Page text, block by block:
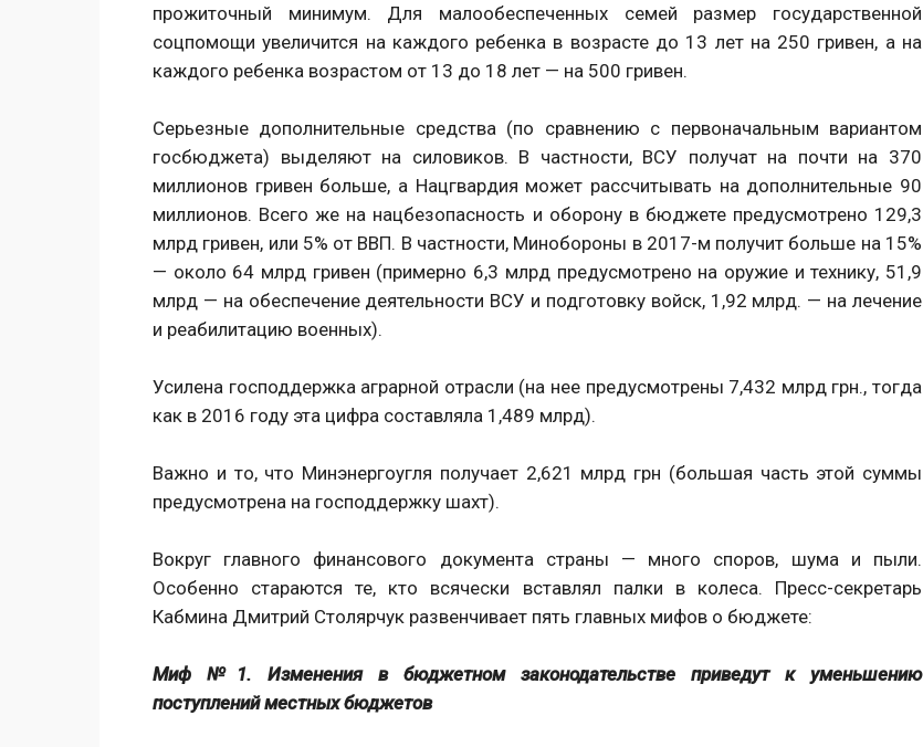
прожиточный минимум. Для малообеспеченных семей размер государственной
соцпомощи увеличится на каждого ребенка в возрасте до 13 лет на 250 гривен, а на
каждого ребенка возрастом от 13 до 18 лет — на 500 гривен.
Серьезные дополнительные средства (по сравнению с первоначальным вариантом
госбюджета) выделяют на силовиков. В частности, ВСУ получат на почти на 370
миллионов гривен больше, а Нацгвардия может рассчитывать на дополнительные 90
миллионов. Всего же на нацбезопасность и оборону в бюджете предусмотрено 129,3
млрд гривен, или 5% от ВВП. В частности, Минобороны в 2017-м получит больше на 15%
— около 64 млрд гривен (примерно 6,3 млрд предусмотрено на оружие и технику, 51,9
млрд — на обеспечение деятельности ВСУ и подготовку войск, 1,92 млрд. — на лечение
и реабилитацию военных).
Усилена господдержка аграрной отрасли (на нее предусмотрены 7,432 млрд грн., тогда
как в 2016 году эта цифра составляла 1,489 млрд).
Важно и то, что Минэнергоугля получает 2,621 млрд грн (большая часть этой суммы
предусмотрена на господдержку шахт).
Вокруг главного финансового документа страны — много споров, шума и пыли.
Особенно стараются те, кто всячески вставлял палки в колеса. Пресс-секретарь
Кабмина Дмитрий Столярчук развенчивает пять главных мифов о бюджете:
Миф №1. Изменения в бюджетном законодательстве приведут к уменьшению
поступлений местных бюджетов